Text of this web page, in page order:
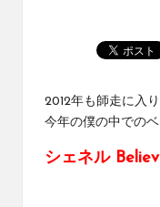
2012年も師走に入り
今年の僕の中での
シェネル